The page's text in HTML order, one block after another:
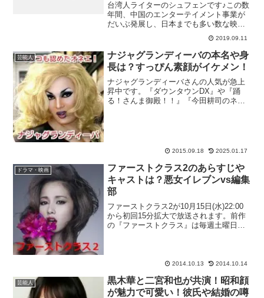
台湾人ライターのシュフェンです♪この数
年間、中国のエンターテイメント事業が
だいぶ発展し、日本までも多い数な映画
やドラマが輸入され、大ヒットになった
のです。その中に「中国イケメン俳優」
と言えば、皆様は必ずヤン・ヤン(楊洋)さ
んを思い出すんでし...
2019.09.11
芸能人
ナジャグランディーバの本名や身
長は？すっぴん素顔がイケメン！
ナジャグランディーバさんの人気が急上
昇中です。『ダウンタウンDX』や『踊
る！さんま御殿！！』『今田耕司のネタ
2015.09.18 2025.01.17
ドラマ・映画
ファーストクラス2のあらすじや
キャストは？悪女イレブンvs編集
部
ファーストクラス2が10月15日(水)22:00
から初回15分拡大で放送されます。前作
の『ファーストクラス』は毎週土曜日
2014.10.13 2014.10.14
芸能人
黒木華と二宮和也が共演！昭和顔
が魅力で可愛い！彼氏や結婚の噂